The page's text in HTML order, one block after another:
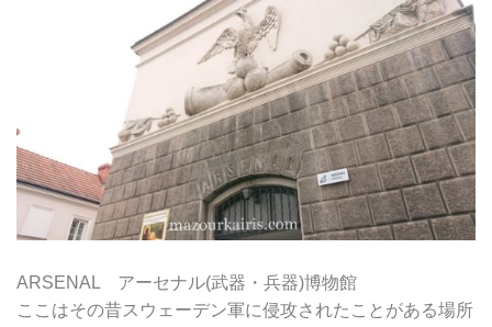
ARSENAL アーセナル(武器・兵器)博物館
ここはその昔スウェーデン軍に侵攻されたことがある場所